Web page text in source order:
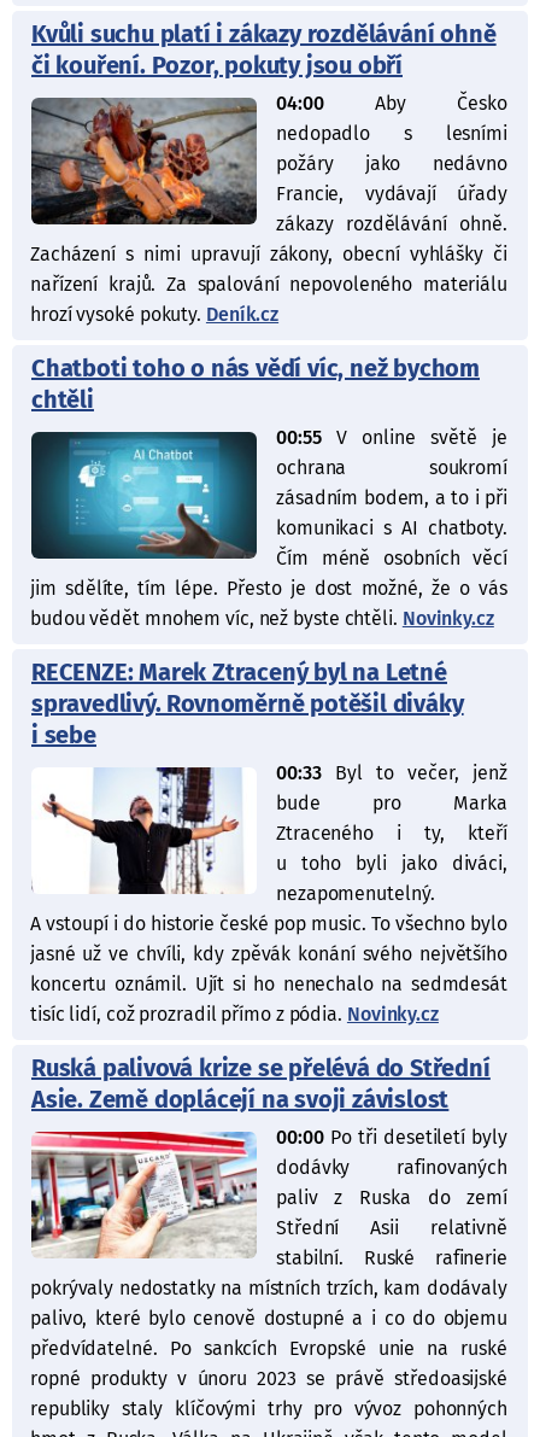
Kvůli suchu platí i zákazy rozdělávání ohně
či kouření. Pozor, pokuty jsou obří
04:00Aby Česko
nedopadlo s lesními
požáry jako nedávno
Francie, vydávají úřady
zákazy rozdělávání ohně.
Zacházení s nimi upravují zákony, obecní vyhlášky či
nařízení krajů. Za spalování nepovoleného materiálu
hrozí vysoké pokuty. Deník.cz
Chatboti toho o nás vědí víc, než bychom
chtěli
00:55V online světě je
ochrana soukromí
zásadním bodem, a to i při
komunikaci s AI chatboty.
Čím méně osobních věcí
jim sdělíte, tím lépe. Přesto je dost možné, že o vás
budou vědět mnohem víc, než byste chtěli.Novinky.cz
RECENZE: Marek Ztracený byl na Letné
spravedlivý. Rovnoměrně potěšil diváky
i sebe
00:33Byl to večer, jenž
bude pro Marka
Ztraceného i ty, kteří
u toho byli jako diváci,
nezapomenutelný.
A vstoupí i do historie české pop music. To všechno bylo
jasné už ve chvíli, kdy zpěvák konání svého největšího
koncertu oznámil. Ujít si ho nenechalo na sedmdesát
tisíc lidí, což prozradil přímo z pódia. Novinky.cz
Ruská palivová krize se přelévá do Střední
Asie. Země doplácejí na svoji závislost
00:00Po tři desetiletí byly
dodávky rafinovaných
paliv z Ruska do zemí
Střední Asii relativně
stabilní. Ruské rafinerie
pokrývaly nedostatky na místních trzích, kam dodávaly
palivo, které bylo cenově dostupné a i co do objemu
předvídatelné. Po sankcích Evropské unie na ruské
ropné produkty v únoru 2023 se právě středoasijské
republiky staly klíčovými trhy pro vývoz pohonných